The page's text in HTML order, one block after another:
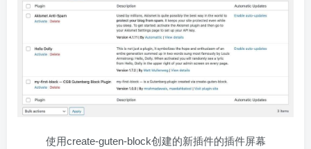
使用create-guten-block创建的新插件的插件屏幕